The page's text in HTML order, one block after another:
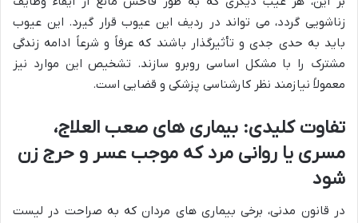
زناشویی گردد، می تواند در ردیف این عیوب قرار گیرد. این عیوب
باید به حدی جدی و تأثیرگذار باشند که عرفاً و شرعاً ادامه زندگی
مشترک را با مشکل اساسی روبرو سازند. تشخیص این موارد نیز
معمولاً نیازمند نظر کارشناسی پزشکی و قضایی است.
تفاوت کلیدی: بیماری های صعب العلاج،
مسری یا روانی مرد که موجب عسر و حرج زن
شود
در قانون مدنی، برخی بیماری های مردان که به صراحت در لیست